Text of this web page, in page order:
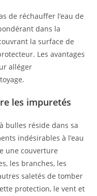
de réchauffer l’eau de
dans la
la surface de
Les avantages
alléger
les impuretés
bulles réside dans sa
indésirables à l’eau
une couverture
les branches, les
saletés de tomber
protection, le vent et